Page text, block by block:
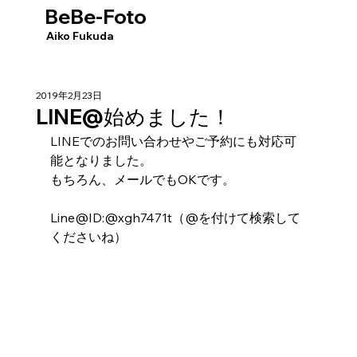
BeBe-Foto
​Aiko Fukuda
LINE@始めました！
2019年2月23日
LINEでのお問い合わせやご予約にも対応可
能となりました。
もちろん、メールでもOKです。
Line@ID:@xgh7471t（@を付けて検索して
くださいね）